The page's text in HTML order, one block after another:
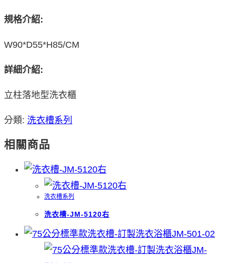
規格介紹:
W90*D55*H85/CM
詳細介紹:
立柱落地型洗衣櫃
分類: 洗衣槽系列
相關商品
洗衣槽系列
洗衣槽-JM-5120右